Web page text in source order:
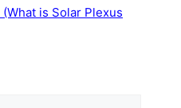
(What is Solar Plexus